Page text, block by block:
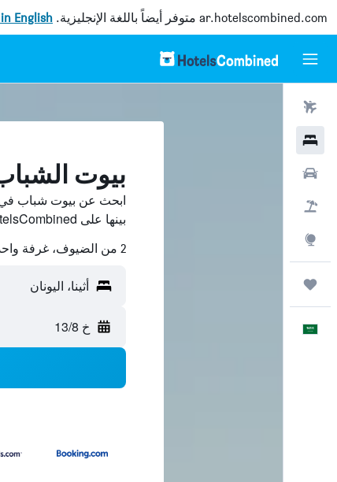
ar.hotelscombined.com متوفر أيضاً باللغة الإنجليزية. English
بيوت
ابحث عن بيوت شباب في
بينها على HotelsCombined ووفّر.
2 من الضيوف، غرفة واحدة
أثينا، اليونان
خ 13/8